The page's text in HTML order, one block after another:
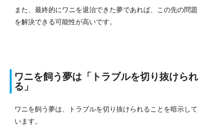
また、最終的にワニを退治できた夢であれば、この先の問題
を解決できる可能性が高いです。
ワニを飼う夢は「トラブルを切り抜けられ
る」
ワニを飼う夢は、トラブルを切り抜けられることを暗示して
います。